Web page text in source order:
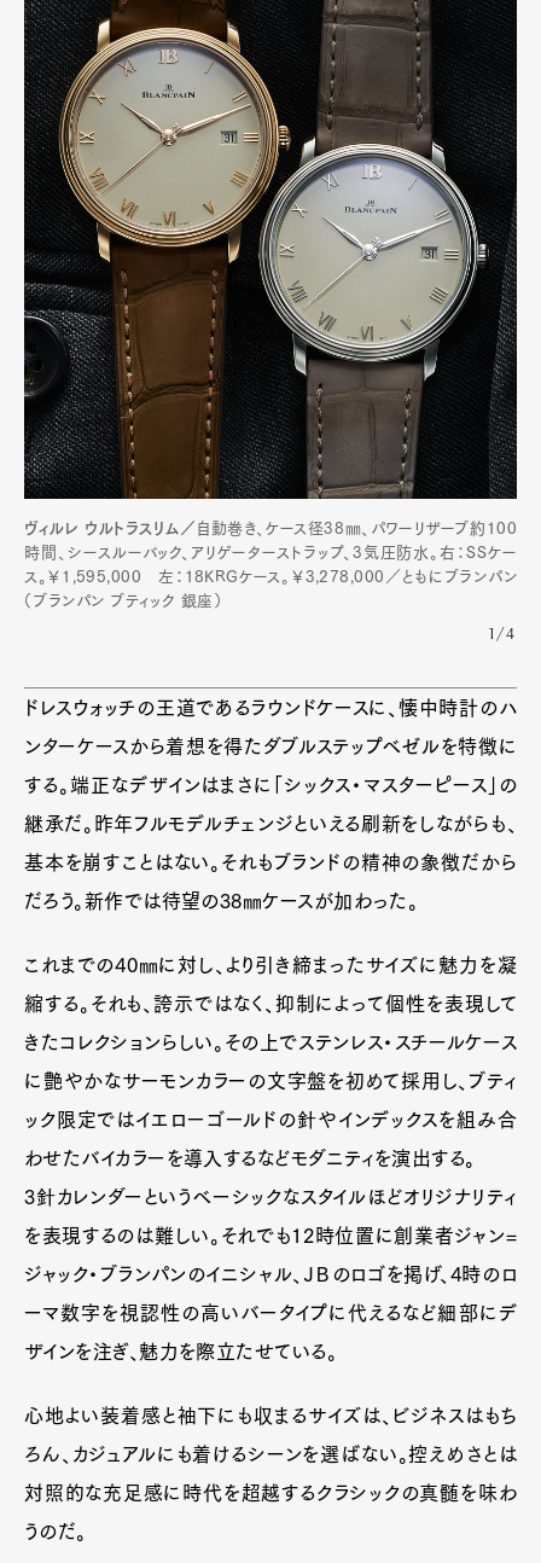
ヴィルレ ウルトラスリム／ 自動巻き、ケース径38㎜、パワーリザーブ約100
時間、シースルーバック、アリゲーターストラップ、3気圧防水。右：SSケー
ス。￥1,595,000 左：18KRGケース。￥3,278,000／ともにブランパン
（ブランパン ブティック 銀座）
1/4
ドレスウォッチの王道であるラウンドケースに、懐中時計のハ
ンターケースから着想を得たダブルステップベゼルを特徴に
する。端正なデザインはまさに「シックス・マスターピース」の
継承だ。昨年フルモデルチェンジといえる刷新をしながらも、
基本を崩すことはない。それもブランドの精神の象徴だから
だろう。新作では待望の38㎜ケースが加わった。
これまでの40㎜に対し、より引き締まったサイズに魅力を凝
縮する。それも、誇示ではなく、抑制によって個性を表現して
きたコレクションらしい。その上でステンレス・スチールケース
に艶やかなサーモンカラーの文字盤を初めて採用し、ブティ
ック限定ではイエローゴールドの針やインデックスを組み合
わせたバイカラーを導入するなどモダニティを演出する。
3針カレンダーというベーシックなスタイルほどオリジナリティ
を表現するのは難しい。それでも12時位置に創業者ジャン=
ジャック・ブランパンのイニシャル、ＪＢのロゴを掲げ、4時のロ
ーマ数字を視認性の高いバータイプに代えるなど細部にデ
ザインを注ぎ、魅力を際立たせている。
心地よい装着感と袖下にも収まるサイズは、ビジネスはもち
ろん、カジュアルにも着けるシーンを選ばない。控えめさとは
対照的な充足感に時代を超越するクラシックの真髄を味わ
うのだ。